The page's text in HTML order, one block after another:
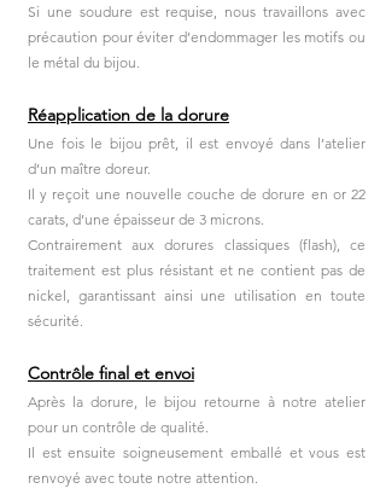
Si une soudure est requise, nous travaillons avec
précaution pour éviter d’endommager les motifs ou
le métal du bijou.
Réapplication de la dorure
Une fois le bijou prêt, il est envoyé dans l’atelier
d’un maître doreur.
Il y reçoit une nouvelle couche de dorure en or 22
carats, d’une épaisseur de 3 microns.
Contrairement aux dorures classiques (flash), ce
traitement est plus résistant et ne contient pas de
nickel, garantissant ainsi une utilisation en toute
sécurité.
Contrôle final et envoi
Après la dorure, le bijou retourne à notre atelier
pour un contrôle de qualité.
Il est ensuite soigneusement emballé et vous est
renvoyé avec toute notre attention.